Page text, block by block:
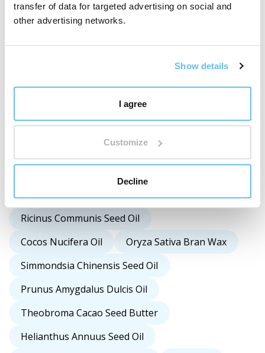
transfer of data for targeted advertising on social and
other advertising networks.
Show details
I agree
Customize
Decline
Essayez nos baumes à lèvres BIO également dans
Pays d'origine
Baume à lèvres - GOLD LIPS BIO contient:
Ricinus Communis Seed Oil
Cocos Nucifera Oil
Oryza Sativa Bran Wax
Simmondsia Chinensis Seed Oil
Prunus Amygdalus Dulcis Oil
Theobroma Cacao Seed Butter
Helianthus Annuus Seed Oil